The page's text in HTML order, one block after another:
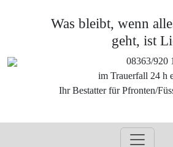
Was bleibt, wenn
geht, ist
08363/920
im Trauerfall 24 h
Ihr Bestatter für Pfronten/